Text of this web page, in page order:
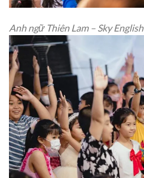
Anh ngữ Thiên Lam – Sky English